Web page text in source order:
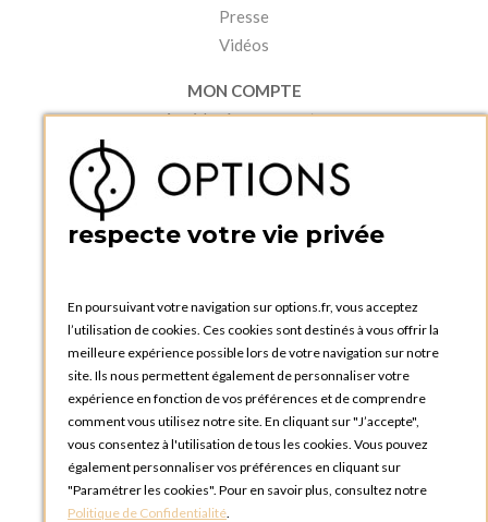
Presse
Vidéos
MON COMPTE
Accéder à mon compte
Créer un compte
PRATIQUE
Catalogues et bons de commande
Tutoriels
OPTIONS LUXEMBOURG
13 rue Paul Rischard
5324 Contern
respecte votre vie privée
En poursuivant votre navigation sur options.fr, vous acceptez
l’utilisation de cookies. Ces cookies sont destinés à vous offrir la
meilleure expérience possible lors de votre navigation sur notre
site. Ils nous permettent également de personnaliser votre
expérience en fonction de vos préférences et de comprendre
comment vous utilisez notre site. En cliquant sur "J’accepte",
vous consentez à l'utilisation de tous les cookies. Vous pouvez
également personnaliser vos préférences en cliquant sur
"Paramétrer les cookies". Pour en savoir plus, consultez notre
Politique de Confidentialité.